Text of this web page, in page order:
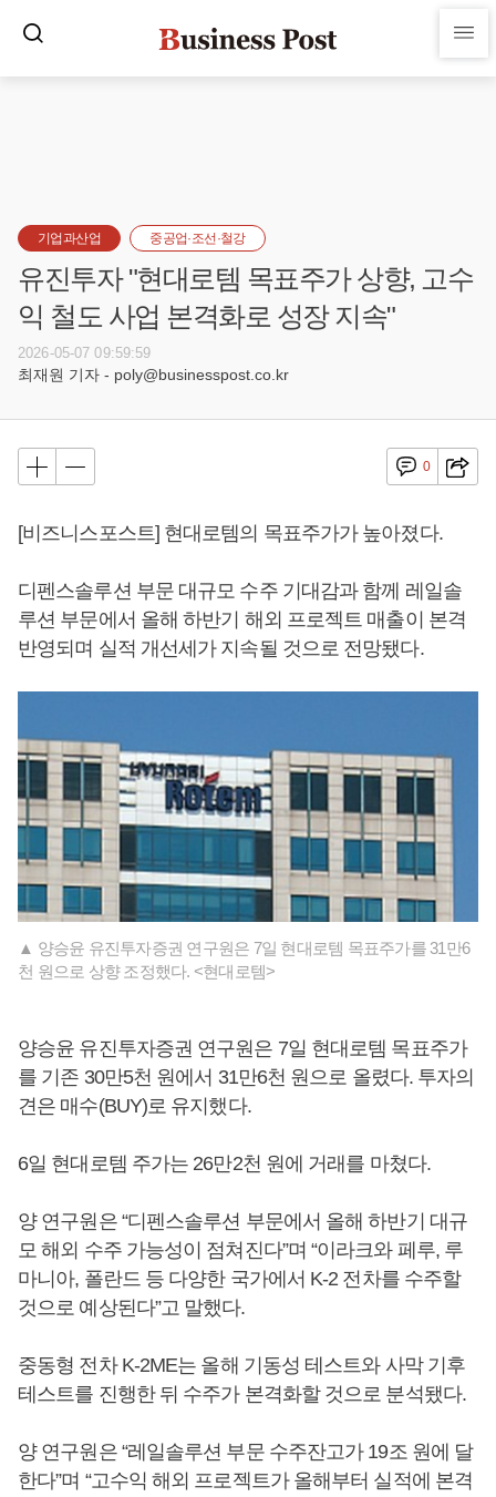
기업과산업 중공업·조선·철강
유진투자 "현대로템 목표주가 상향, 고수
익 철도 사업 본격화로 성장 지속"
2026-05-07 09:59:59
최재원 기자 - poly@businesspost.co.kr
0
[비즈니스포스트] 현대로템의 목표주가가 높아졌다.
디펜스솔루션 부문 대규모 수주 기대감과 함께 레일솔
루션 부문에서 올해 하반기 해외 프로젝트 매출이 본격
반영되며 실적 개선세가 지속될 것으로 전망됐다.
▲ 양승윤 유진투자증권 연구원은 7일 현대로템 목표주가를 31만6
천 원으로 상향 조정했다. <현대로템>
양승윤 유진투자증권 연구원은 7일 현대로템 목표주가
를 기존 30만5천 원에서 31만6천 원으로 올렸다. 투자의
견은 매수(BUY)로 유지했다.
6일 현대로템 주가는 26만2천 원에 거래를 마쳤다.
양 연구원은 “디펜스솔루션 부문에서 올해 하반기 대규
모 해외 수주 가능성이 점쳐진다”며 “이라크와 페루, 루
마니아, 폴란드 등 다양한 국가에서 K-2 전차를 수주할
것으로 예상된다”고 말했다.
중동형 전차 K-2ME는 올해 기동성 테스트와 사막 기후
테스트를 진행한 뒤 수주가 본격화할 것으로 분석됐다.
양 연구원은 “레일솔루션 부문 수주잔고가 19조 원에 달
한다”며 “고수익 해외 프로젝트가 올해부터 실적에 본격